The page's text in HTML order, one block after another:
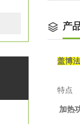
产
盖博
特点
加热